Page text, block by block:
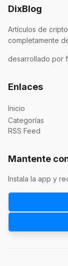
DixBlog
Artículos de
completamente
desarrollado por
Enlaces
Inicio
Categorías
RSS Feed
Mantente
Instala la app y